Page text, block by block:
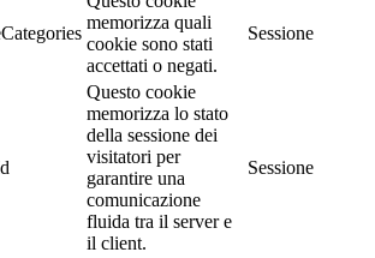
memorizza quali
cookie sono stati
accettati o negati.
Sessione
Questo cookie
memorizza lo stato
della sessione dei
visitatori per
garantire una
comunicazione
fluida tra il server e
il client.
Sessione